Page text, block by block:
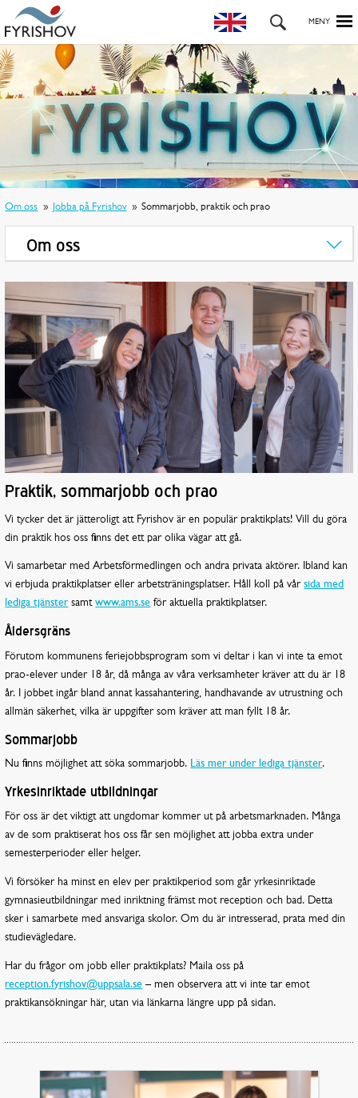
Om oss Jobba på Fyrishov Sommarjobb, praktik och prao
Om oss
Praktik, sommarjobb och prao
Vi tycker det är jätteroligt att Fyrishov är en populär praktikplats! Vill du göra
din praktik hos oss finns det ett par olika vägar att gå.
Vi samarbetar med Arbetsförmedlingen och andra privata aktörer. Ibland kan
vi erbjuda praktikplatser eller arbetsträningsplatser. Håll koll på vårsida med
lediga tjänstersamtwww.ams.se för aktuella praktikplatser.
Åldersgräns
Förutom kommunens feriejobbsprogram som vi deltar i kan vi inte ta emot
prao-elever under 18 år, då många av våra verksamheter kräver att du är 18
år. I jobbet ingår bland annat kassahantering, handhavande av utrustning och
allmän säkerhet, vilka är uppgifter som kräver att man fyllt 18 år.
Sommarjobb
Nu finns möjlighet att söka sommarjobb. Läs mer under lediga tjänster.
Yrkesinriktade utbildningar
För oss är det viktigt att ungdomar kommer ut på arbetsmarknaden. Många
av de som praktiserat hos oss får sen möjlighet att jobba extra under
semesterperioder eller helger.
Vi försöker ha minst en elev per praktikperiod som går yrkesinriktade
gymnasieutbildningar med inriktning främst mot reception och bad. Detta
sker i samarbete med ansvariga skolor. Om du är intresserad, prata med din
studievägledare.
Har du frågor om jobb eller praktikplats? Maila oss på
reception.fyrishov@uppsala.se – men observera att vi inte tar emot
praktikansökningar här, utan via länkarna längre upp på sidan.